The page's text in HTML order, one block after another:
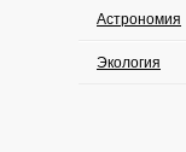
Астрономия
Экология